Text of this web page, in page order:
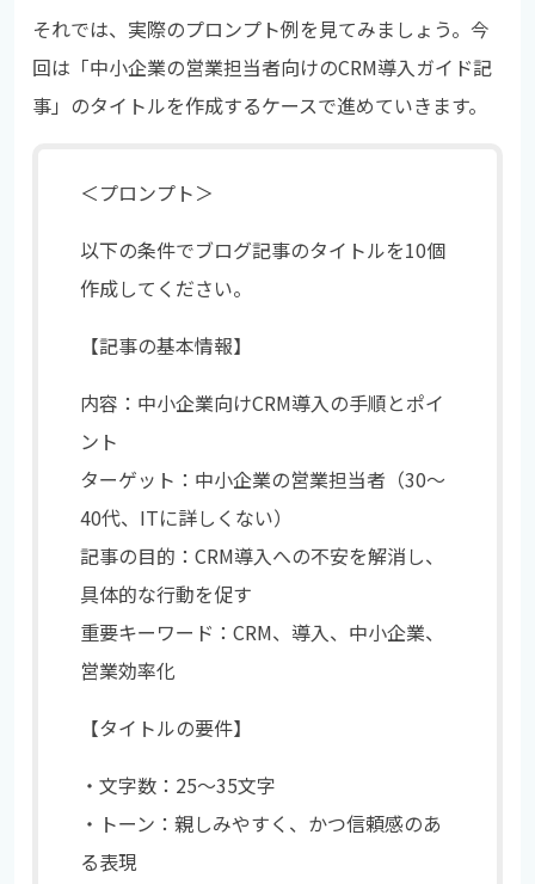
それでは、実際のプロンプト例を見てみましょう。今
回は「中小企業の営業担当者向けのCRM導入ガイド記
事」のタイトルを作成するケースで進めていきます。
＜プロンプト＞
以下の条件でブログ記事のタイトルを10個
作成してください。
【記事の基本情報】
内容：中小企業向けCRM導入の手順とポイ
ント
ターゲット：中小企業の営業担当者（30～
40代、ITに詳しくない）
記事の目的：CRM導入への不安を解消し、
具体的な行動を促す
重要キーワード：CRM、導入、中小企業、
営業効率化
【タイトルの要件】
・文字数：25～35文字
・トーン：親しみやすく、かつ信頼感のあ
る表現